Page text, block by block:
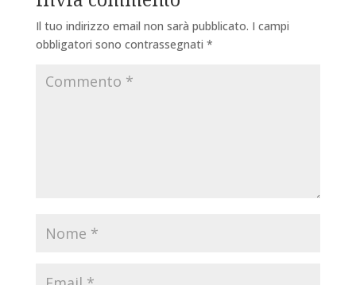
Il tuo indirizzo email non sarà pubblicato. I campi
obbligatori sono contrassegnati *